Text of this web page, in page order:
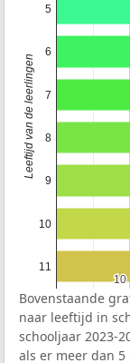
10
10
5
6
7
8
9
10
11
Leeftijd van de leerlingen
Bovenstaande
naar leeftijd in
schooljaar 2023-
als er meer dan